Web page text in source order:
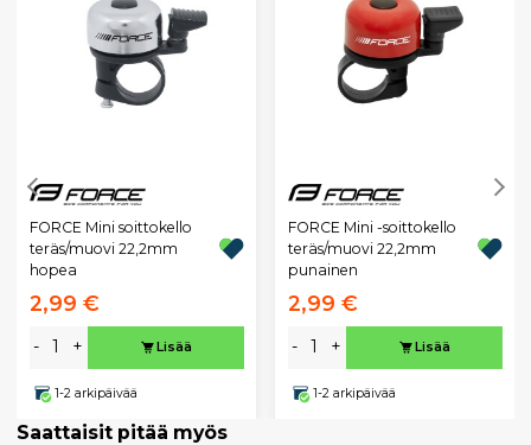
FORCE Mini soittokello
teräs/muovi 22,2mm
hopea
2,99 €
- + Lisää
1-2 arkipäivää
FORCE Mini -soittokello
teräs/muovi 22,2mm
punainen
2,99 €
- + Lisää
1-2 arkipäivää
Saattaisit pitää myös